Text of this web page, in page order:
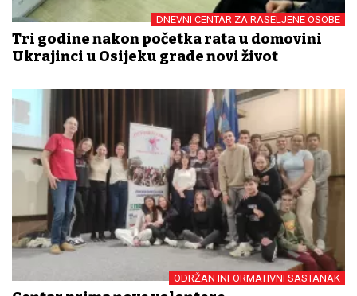
DNEVNI CENTAR ZA RASELJENE OSOBE
Tri godine nakon početka rata u domovini
Ukrajinci u Osijeku grade novi život
ODRŽAN INFORMATIVNI SASTANAK